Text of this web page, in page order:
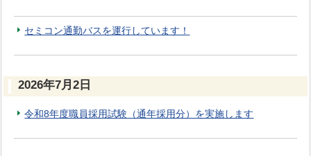
セミコン通勤バスを運行しています！
2026年7月2日
令和8年度職員採用試験（通年採用分）を実施します